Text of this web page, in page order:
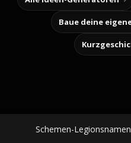
Schemen-